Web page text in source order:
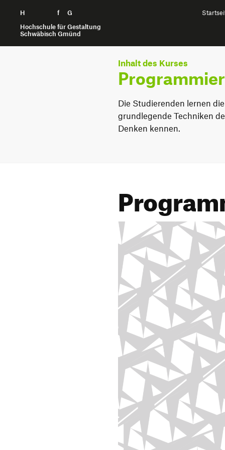
H f
G
Hochschule für Gestaltung
Schwäbisch Gmünd
Zum Seiteninhalt springen
Inhalt des Kurses
Die Studierenden lernen
grundlegende Techniken
Denken kennen.